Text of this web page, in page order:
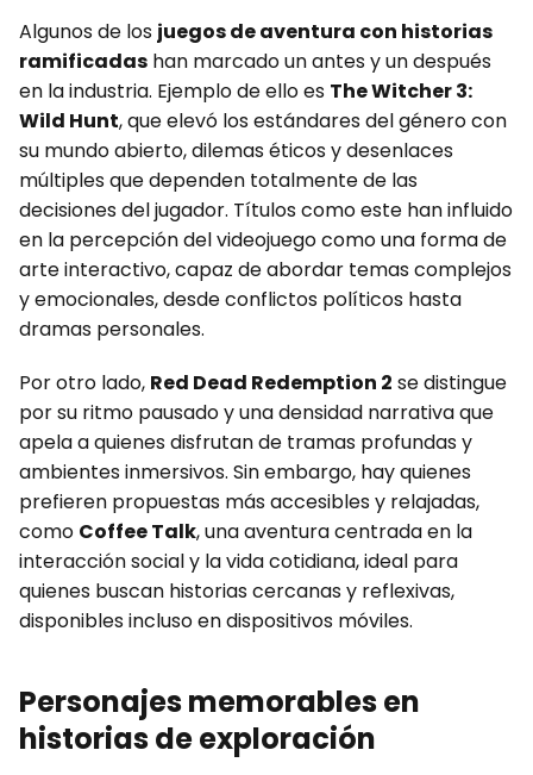
Algunos de los juegos de aventura con historias
ramificadas han marcado un antes y un después
en la industria. Ejemplo de ello es The Witcher 3:
Wild Hunt, que elevó los estándares del género con
su mundo abierto, dilemas éticos y desenlaces
múltiples que dependen totalmente de las
decisiones del jugador. Títulos como este han influido
en la percepción del videojuego como una forma de
arte interactivo, capaz de abordar temas complejos
y emocionales, desde conflictos políticos hasta
dramas personales.
Por otro lado, Red Dead Redemption 2 se distingue
por su ritmo pausado y una densidad narrativa que
apela a quienes disfrutan de tramas profundas y
ambientes inmersivos. Sin embargo, hay quienes
prefieren propuestas más accesibles y relajadas,
como Coffee Talk, una aventura centrada en la
interacción social y la vida cotidiana, ideal para
quienes buscan historias cercanas y reflexivas,
disponibles incluso en dispositivos móviles.
Personajes memorables en
historias de exploración